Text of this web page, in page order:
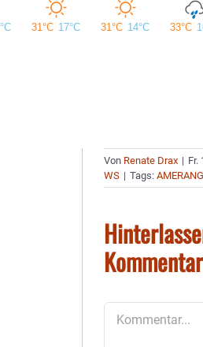
Von Renate Drax | Fr.
WS | Tags:AMERANG
Kommentar